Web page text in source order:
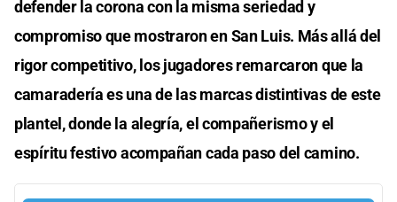
defender la corona con la misma seriedad y
compromiso que mostraron en San Luis. Más allá del
rigor competitivo, los jugadores remarcaron que la
camaradería es una de las marcas distintivas de este
plantel, donde la alegría, el compañerismo y el
espíritu festivo acompañan cada paso del camino.